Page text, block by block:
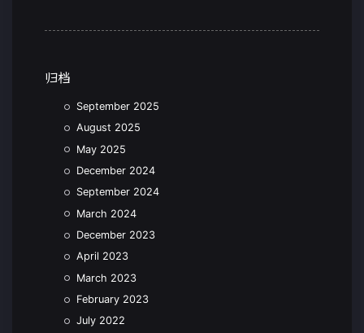
归档
September 2025
August 2025
May 2025
December 2024
September 2024
March 2024
December 2023
April 2023
March 2023
February 2023
July 2022